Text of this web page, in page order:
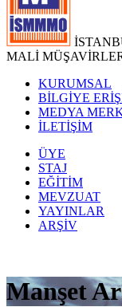
MALİ
KURUMSAL
BİLGİYE
MEDYA
İLETİŞİM
ÜYE
STAJ
EĞİTİM
MEVZUAT
YAYINLAR
ARŞİV
Manşet